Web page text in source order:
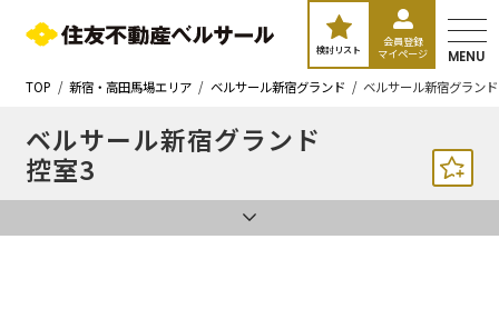
検討リスト
会員登録
マイページ
MENU
TOP
新宿・高田馬場エリア ベルサール新宿グランド ベルサール新宿グラン
ベルサール新宿グランド
控室3